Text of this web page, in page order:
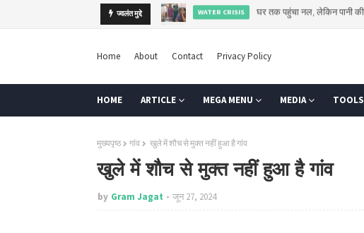
ज्वलंत मुद्दे AGRI कब तक कर्ज के सहारे खेती करेगा किसान?
Home About Contact Privacy Policy
HOME ARTICLE MEGA MENU MEDIA TOOLS
मुख्यपृष्ठ गांव खुले में शौच से मुक्त नहीं हुआ है गांव
खुले में शौच से मुक्त नहीं हुआ है गांव
by Gram Jagat जून 27, 2024